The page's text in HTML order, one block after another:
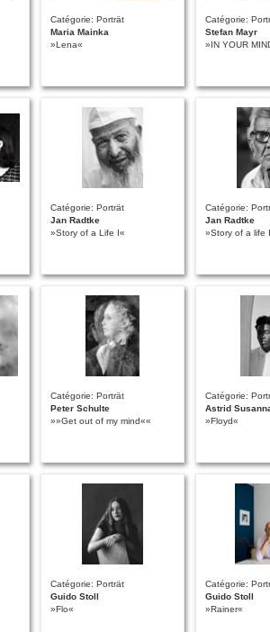
Catégorie: Porträt
Maria Mainka
»Lena«
Catégorie:
Stefan Mayr
»IN YOUR
Catégorie: Porträt
Jan Radtke
»Story of a Life I«
Catégorie:
Jan Radtke
»Story of a life
Catégorie: Porträt
Peter Schulte
»»Get out of my mind««
Catégorie:
Astrid
»Floyd«
Catégorie: Porträt
Guido Stoll
»Flo«
Catégorie:
Guido Stoll
»Rainer«